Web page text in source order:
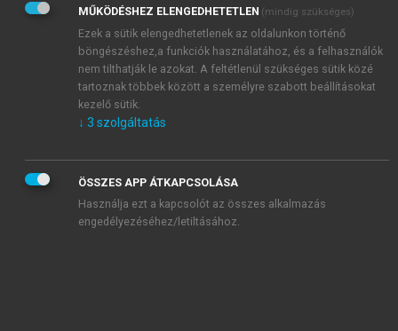
Adatkezelési tájékoztatóbanfoglaltakat tudomásul
veszem és elfogadom.
Általános vásárlási feltételeket, valamint a szotar.netés a
mersz.huoldalak licencszerződéseiben foglaltakat
tudomásul veszem és elfogadom.
KIPRÓBÁLOM
MŰKÖDÉSHEZ ELENGEDHETETLEN (mindig szükséges)
Ezek a sütik elengedhetetlenek az oldalunkon történő
böngészéshez,a funkciók használatához, és a felhasználók
nem tilthatják le azokat. A feltétlenül szükséges sütik közé
tartoznak többek között a személyre szabott beállításokat
kezelő sütik.
↓ 3 szolgáltatás
ÖSSZES APP ÁTKAPCSOLÁSA
Használja ezt a kapcsolót az összes alkalmazás
engedélyezéséhez/letiltásához.